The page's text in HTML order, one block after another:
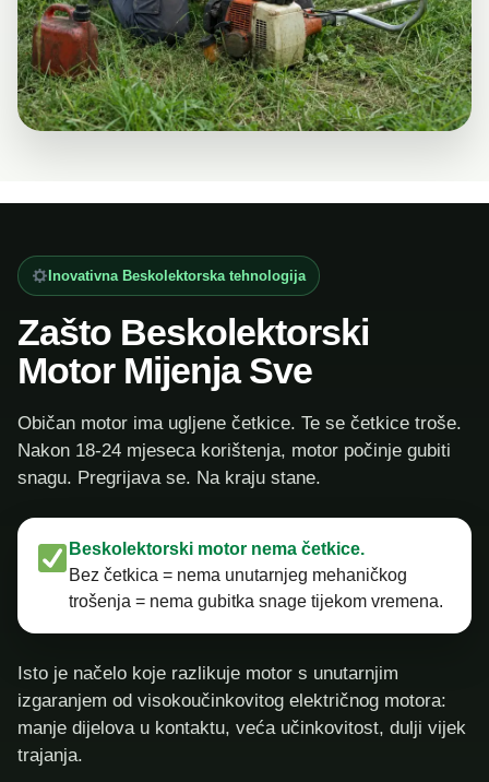
Inovativna Beskolektorska tehnologija
Zašto Beskolektorski
Motor Mijenja Sve
Običan motor ima ugljene četkice. Te se četkice troše.
Nakon 18-24 mjeseca korištenja, motor počinje gubiti
snagu. Pregrijava se. Na kraju stane.
Beskolektorski motor nema četkice.
Bez četkica = nema unutarnjeg mehaničkog
trošenja = nema gubitka snage tijekom vremena.
Isto je načelo koje razlikuje motor s unutarnjim
izgaranjem od visokoučinkovitog električnog motora:
manje dijelova u kontaktu, veća učinkovitost, dulji vijek
trajanja.